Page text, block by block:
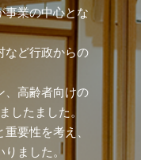
事業の中心とな
など行政からの
、高齢者向けの
したました。
要性を考え、
りました。